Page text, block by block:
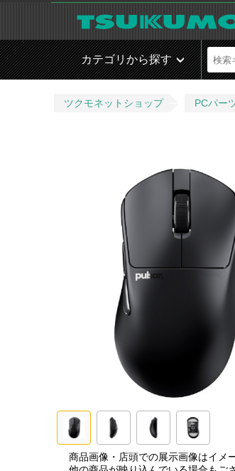
カテゴリから探す
ツクモネットショップ PCパー
商品画像・店頭での展示画像はイメ